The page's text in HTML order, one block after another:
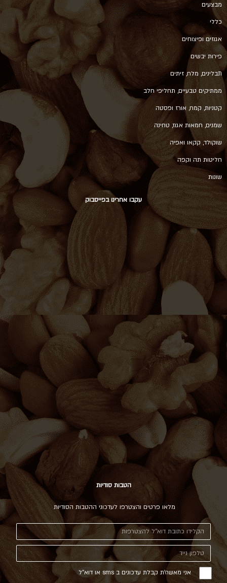
מבצעים
כללי
אגוזים ופיצוחים
פירות יבשים
תבלינים, מלח, זיתים
ממתיקים טבעיים, תחליפי חלב
קטניות, קמח, אורז ופסטה
שמנים, חמאות אגוז, טחינה
שוקולד, קקאו ואפיה
חליטות תה וקפה
שונות
עקבו אחרינו בפייסבוק
הטבות סודיות
מלאו פרטים והצטרפו לעדכוני ההטבות הסודיות
אני מאשר\ת קבלת עדכונים ב sms או דוא"ל